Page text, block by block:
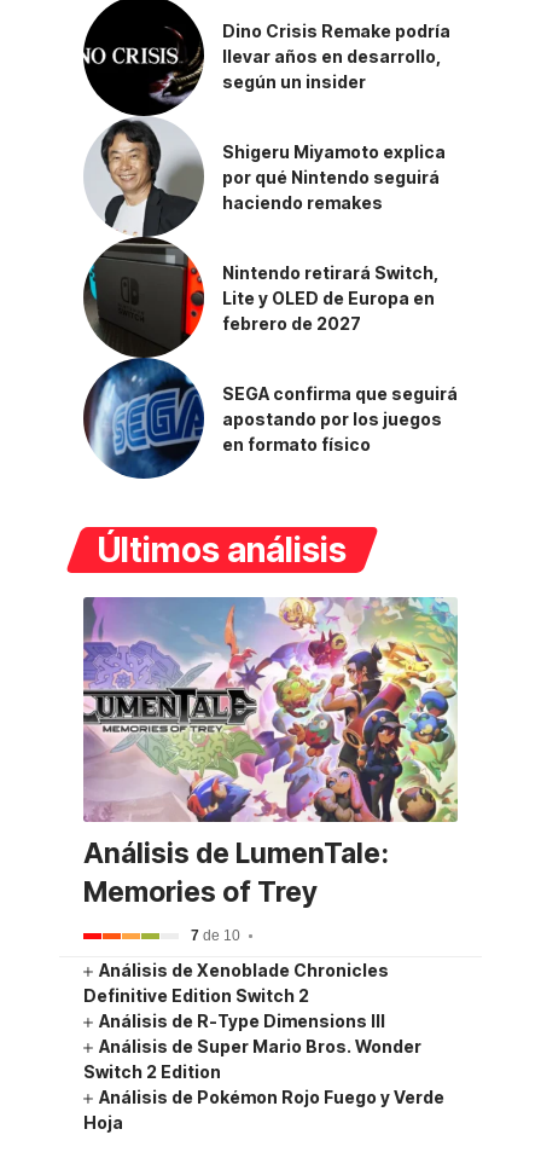
Dino Crisis Remake podría
llevar años en desarrollo,
según un insider
Shigeru Miyamoto explica
por qué Nintendo seguirá
haciendo remakes
Nintendo retirará Switch,
Lite y OLED de Europa en
febrero de 2027
SEGA confirma que seguirá
apostando por los juegos
en formato físico
Últimos análisis
Análisis de LumenTale:
Memories of Trey
7 de 10
Análisis de Xenoblade Chronicles
Definitive Edition Switch 2
Análisis de R-Type Dimensions III
Análisis de Super Mario Bros. Wonder
Switch 2 Edition
Análisis de Pokémon Rojo Fuego y Verde
Hoja